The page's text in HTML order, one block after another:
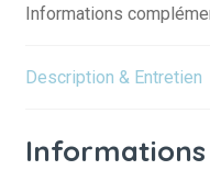
Informations
Description & Entretien